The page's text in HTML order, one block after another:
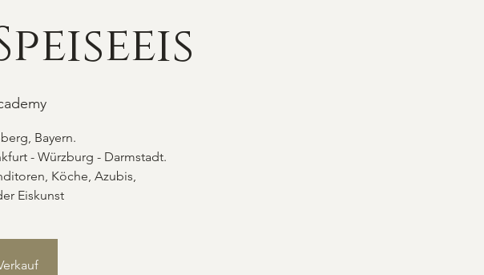
Bayern.
- Würzburg - Darmstadt.
Köche, Azubis,
Eiskunst